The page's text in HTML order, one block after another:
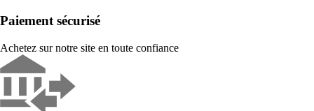
Paiement sécurisé
Achetez sur notre site en toute confiance